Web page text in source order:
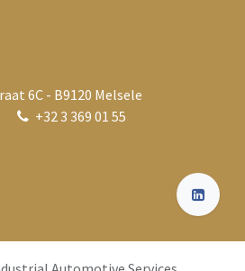
6C - B9120 Melsele
+32 3 369 01 55